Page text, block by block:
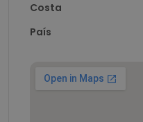
Costa
País